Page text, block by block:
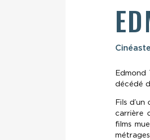
Edmond
décédé
Fils
carrière
films